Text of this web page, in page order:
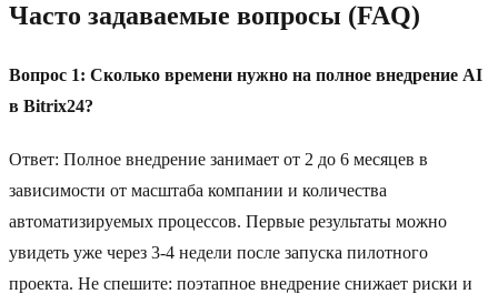
Часто задаваемые вопросы (FAQ)
Вопрос 1: Сколько времени нужно на полное внедрение AI
в Bitrix24?
Ответ: Полное внедрение занимает от 2 до 6 месяцев в
зависимости от масштаба компании и количества
автоматизируемых процессов. Первые результаты можно
увидеть уже через 3-4 недели после запуска пилотного
проекта. Не спешите: поэтапное внедрение снижает риски и